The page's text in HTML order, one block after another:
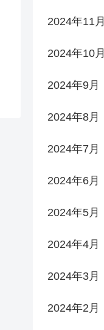
2024年11月
2024年10月
2024年9月
2024年8月
2024年7月
2024年6月
2024年5月
2024年4月
2024年3月
2024年2月